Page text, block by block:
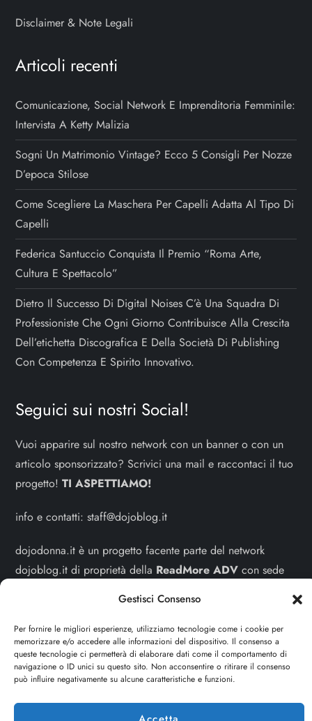
Gestisci Consenso
Per fornire le migliori esperienze, utilizziamo tecnologie come i cookie per
memorizzare e/o accedere alle informazioni del dispositivo. Il consenso a
queste tecnologie ci permetterà di elaborare dati come il comportamento di
navigazione o ID unici su questo sito. Non acconsentire o ritirare il consenso
può influire negativamente su alcune caratteristiche e funzioni.
Disclaimer & Note Legali
Articoli recenti
Comunicazione, Social Network E Imprenditoria Femminile:
Intervista A Ketty Malizia
Sogni Un Matrimonio Vintage? Ecco 5 Consigli Per Nozze
D’epoca Stilose
Come Scegliere La Maschera Per Capelli Adatta Al Tipo Di
Capelli
Federica Santuccio Conquista Il Premio “Roma Arte,
Cultura E Spettacolo”
Dietro Il Successo Di Digital Noises C’è Una Squadra Di
Professioniste Che Ogni Giorno Contribuisce Alla Crescita
Dell’etichetta Discografica E Della Società Di Publishing
Con Competenza E Spirito Innovativo.
Seguici sui nostri Social!
Vuoi apparire sul nostro network con un banner o con un
articolo sponsorizzato? Scrivici una mail e raccontaci il tuo
progetto!TI ASPETTIAMO!
info e contatti:staff@dojoblog.it
dojodonna.it è un progetto facente parte del network
dojoblog.it di proprietà della ReadMore ADV con sede
Sitemap-Privacy Policy -Cookie Policy
Cerca
Cerca